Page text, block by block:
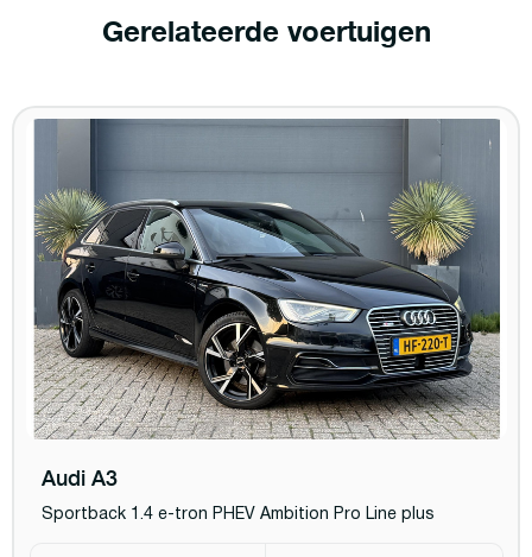
Gerelateerde voertuigen
Audi A3
Sportback 1.4 e-tron PHEV Ambition Pro Line plus